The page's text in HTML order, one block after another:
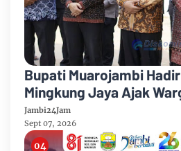
Bupati Muarojambi Hadiri
Mingkung Jaya Ajak
Mandiri 2026
Jambi24Jam
Sept 07, 2026